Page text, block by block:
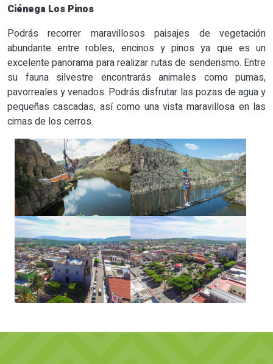
Ciénega Los Pinos
Podrás recorrer maravillosos paisajes de vegetación
abundante entre robles, encinos y pinos ya que es un
excelente panorama para realizar rutas de senderismo. Entre
su fauna silvestre encontrarás animales como pumas,
pavorreales y venados. Podrás disfrutar las pozas de agua y
pequeñas cascadas, así como una vista maravillosa en las
cimas de los cerros.